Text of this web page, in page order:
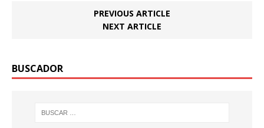
PREVIOUS ARTICLE
NEXT ARTICLE
BUSCADOR